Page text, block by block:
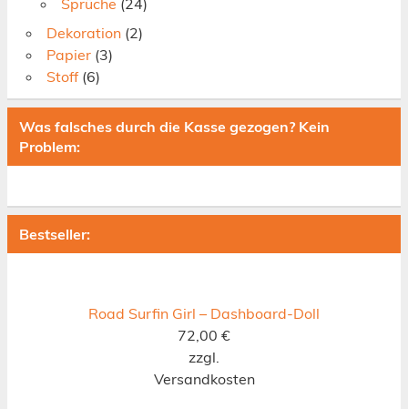
Dekoration (2)
Papier (3)
Stoff (6)
Was falsches durch die Kasse gezogen? Kein
Problem:
Bestseller:
Road Surfin Girl – Dashboard-Doll
72,00 €
zzgl.
Versandkosten